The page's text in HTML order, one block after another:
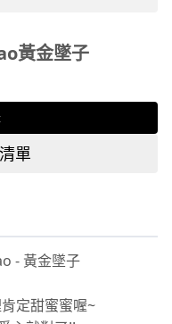
黃金墜子
單
- 黃金墜子
定甜蜜蜜喔~